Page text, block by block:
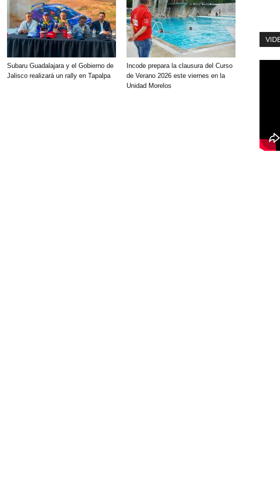
Subaru Guadalajara y el Gobierno de
Jalisco realizará un rally en Tapalpa
Incode prepara la clausura del Curso
de Verano 2026 este viernes en la
Unidad Morelos